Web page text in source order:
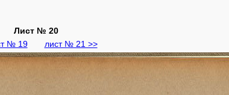
Лист № 20
№ 19
лист № 21 >>